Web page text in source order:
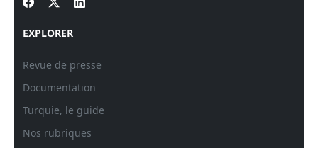
EXPLORER
Revue de presse
Documentation
Turquie, le guide
Nos rubriques